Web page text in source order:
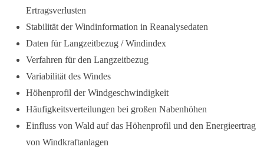
Ertragsverlusten
Stabilität der Windinformation in Reanalysedaten
Daten für Langzeitbezug / Windindex
Verfahren für den Langzeitbezug
Variabilität des Windes
Höhenprofil der Windgeschwindigkeit
Häufigkeitsverteilungen bei großen Nabenhöhen
Einfluss von Wald auf das Höhenprofil und den Energieertrag
von Windkraftanlagen